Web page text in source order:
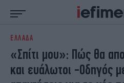
ΕΙΔΗΣΕΙΣ
NON PAPER
ΟΙΚΟΝΟΜΙΑ
ΕΛΛΑΔΑ
«Σπίτι μου»: Πώς θα
και ευάλωτοι -Οδηγός